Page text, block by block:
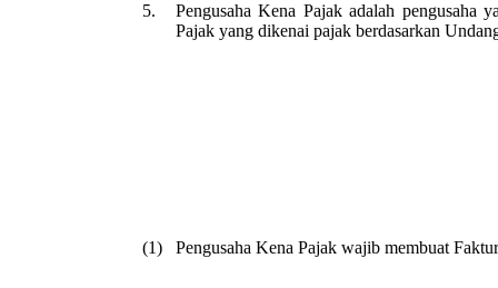
5.
Pengusaha Kena Pajak adalah pengusaha
Pajak yang dikenai pajak berdasarkan
(1) Pengusaha Kena Pajak wajib membuat